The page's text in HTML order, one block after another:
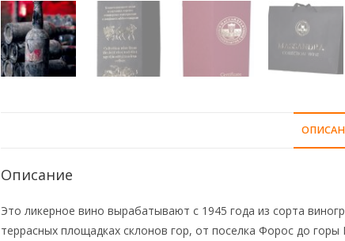
Описание
Это ликерное вино вырабатывают с 1945 года из сорта
террасных площадках склонов гор, от поселка Форос до